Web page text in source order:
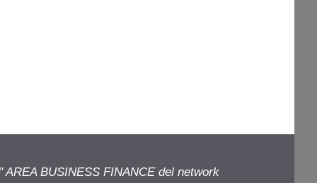
BUSINESS FINANCE del network